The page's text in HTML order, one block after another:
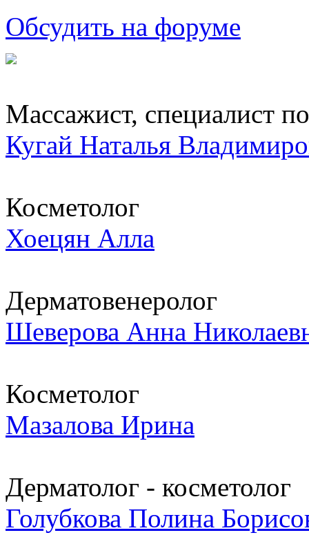
Обсудить на форуме
Массажист, специалист
Кугай Наталья
Косметолог
Хоецян Алла
Дерматовенеролог
Шеверова Анна
Косметолог
Мазалова Ирина
Дерматолог - косметолог
Голубкова Полина